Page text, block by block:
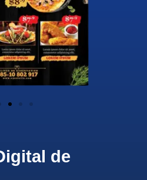
de